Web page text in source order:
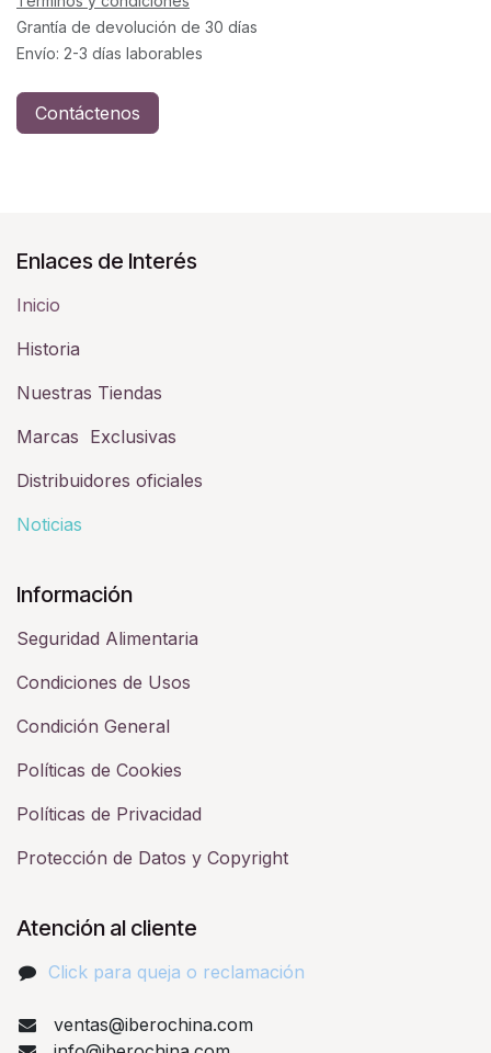
Grantía de devolución de 30 días
Envío: 2-3 días laborables
Contáctenos
Enlaces de Interés
Inicio
Historia​
Nuestras Tiendas
Marcas Exclusivas
Distribuidores oficiales
Noticias
Información
Seguridad Alimentaria
Condiciones de Usos
Condición General
Políticas de Cookies
Políticas de Privacidad
Protección de Datos y Copyright
Atención al cliente
Click para queja o reclamación​
ventas@iberochina.com